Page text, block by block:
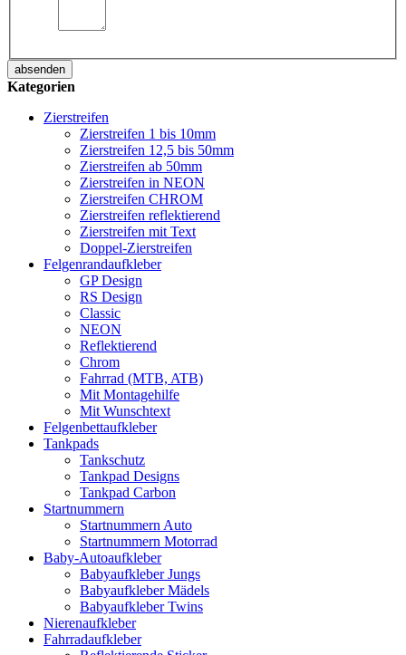
absenden
Kategorien
Zierstreifen
Zierstreifen 1 bis 10mm
Zierstreifen 12,5 bis 50mm
Zierstreifen ab 50mm
Zierstreifen in NEON
Zierstreifen CHROM
Zierstreifen reflektierend
Zierstreifen mit Text
Doppel-Zierstreifen
Felgenrandaufkleber
GP Design
RS Design
Classic
NEON
Reflektierend
Chrom
Fahrrad (MTB, ATB)
Mit Montagehilfe
Mit Wunschtext
Felgenbettaufkleber
Tankpads
Tankschutz
Tankpad Designs
Tankpad Carbon
Startnummern
Startnummern Auto
Startnummern Motorrad
Baby-Autoaufkleber
Babyaufkleber Jungs
Babyaufkleber Mädels
Babyaufkleber Twins
Nierenaufkleber
Fahrradaufkleber